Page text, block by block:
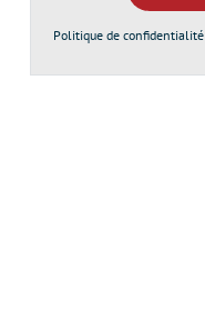
Politique de confidentialité